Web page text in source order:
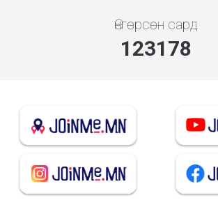
Өнгөрсөн сард
131976